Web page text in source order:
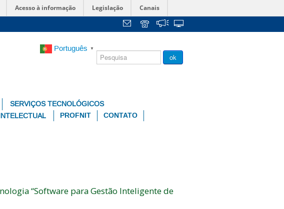
Acesso à informação Legislação Canais
Português ▼
Chamada
Pública
ok
SERVIÇOS TECNOLÓGICOS
PROFNIT CONTATO
“Software para Gestão Inteligente de